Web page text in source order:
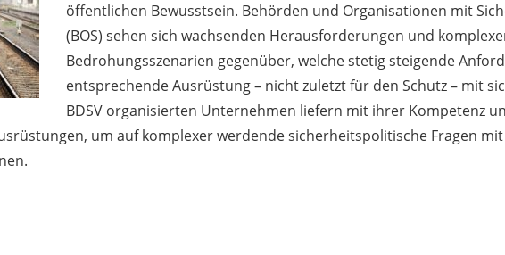
öffentlichen Bewusstsein. Behörden und Organisationen mit
(BOS) sehen sich wachsenden Herausforderungen und
Bedrohungsszenarien gegenüber, welche stetig steigende
entsprechende Ausrüstung – nicht zuletzt für den Schutz – mit
BDSV organisierten Unternehmen liefern mit ihrer Kompetenz
um auf komplexer werdende sicherheitspolitische Fragen